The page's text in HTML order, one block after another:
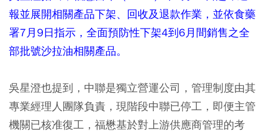
報並展開相關產品下架、回收及退款作業，並依食藥
署7月9日指示，全面預防性下架4到6月間銷售之全
部批號沙拉油相關產品。
吳星澄也提到，中聯是獨立營運公司，管理制度由其
專業經理人團隊負責，現階段中聯已停工，即便主管
機關已核准復工，福懋基於對上游供應商管理的考